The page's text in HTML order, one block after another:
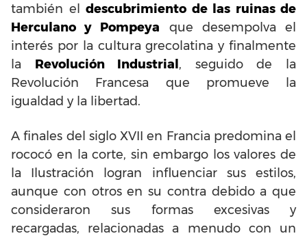
también el descubrimiento de las ruinas de
Herculano y Pompeya que desempolva el
interés por la cultura grecolatina y finalmente
la Revolución Industrial , seguido de la
Revolución Francesa que promueve la
igualdad y la libertad.
A finales del siglo XVII en Francia predomina el
rococó en la corte, sin embargo los valores de
la Ilustración logran influenciar sus estilos,
aunque con otros en su contra debido a que
consideraron sus formas excesivas y
recargadas, relacionadas a menudo con un